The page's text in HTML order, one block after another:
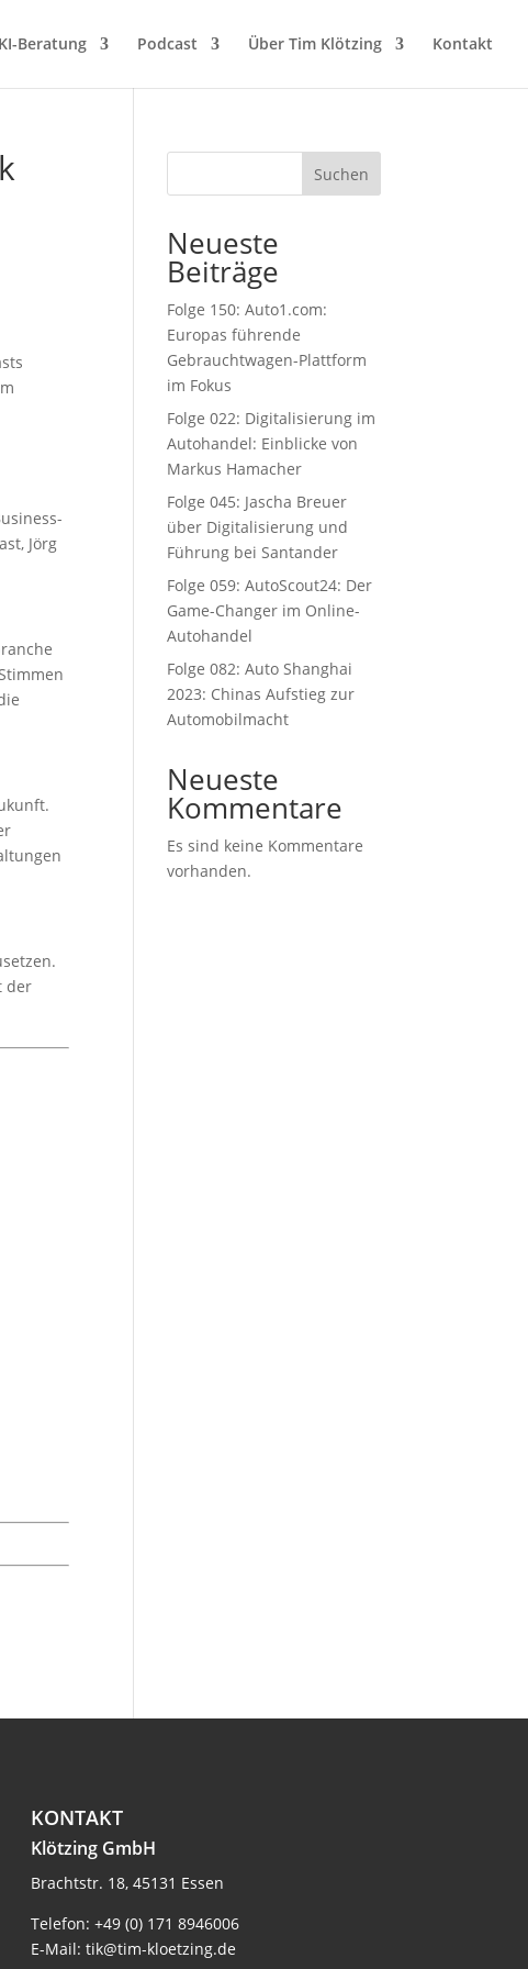
KI-Beratung Podcast Über Tim Klötzing Kontakt
Jörg
der
Suchen
Neueste
Beiträge
Folge 150: Auto1.com:
Europas führende
Gebrauchtwagen-Plattform
im Fokus
Folge 022: Digitalisierung im
Autohandel: Einblicke von
Markus Hamacher
Folge 045: Jascha Breuer
über Digitalisierung und
Führung bei Santander
Folge 059: AutoScout24: Der
Game-Changer im Online-
Autohandel
Folge 082: Auto Shanghai
2023: Chinas Aufstieg zur
Automobilmacht
Neueste
Kommentare
Es sind keine Kommentare
vorhanden.
KONTAKT
Klötzing GmbH
Brachtstr. 18, 45131 Essen
Telefon: +49 (0) 171 8946006
E-Mail: tik@tim-kloetzing.de